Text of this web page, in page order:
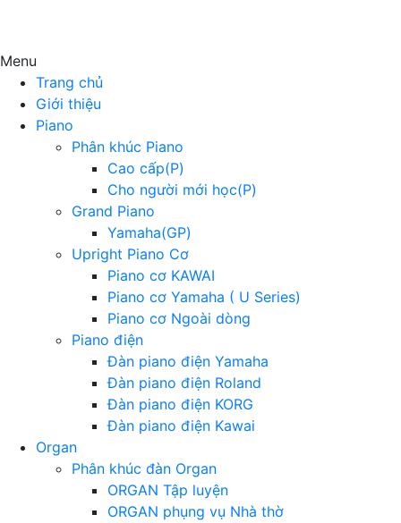
Menu
Trang chủ
Giới thiệu
Piano
Phân khúc Piano
Cao cấp(P)
Cho người mới học(P)
Grand Piano
Yamaha(GP)
Upright Piano Cơ
Piano cơ KAWAI
Piano cơ Yamaha ( U Series)
Piano cơ Ngoài dòng
Piano điện
Đàn piano điện Yamaha
Đàn piano điện Roland
Đàn piano điện KORG
Đàn piano điện Kawai
Organ
Phân khúc đàn Organ
ORGAN Tập luyện
ORGAN phụng vụ Nhà thờ